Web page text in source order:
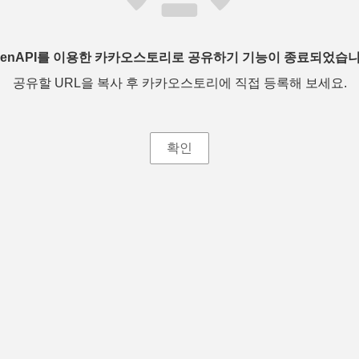
를 이용한 카카오스토리로 공유하기 기능이 종료되었습
공유할 URL을 복사 후 카카오스토리에 직접 등록해 보세요.
확인